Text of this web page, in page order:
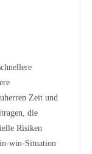
Zeit und
die
Risiken
win-Situation